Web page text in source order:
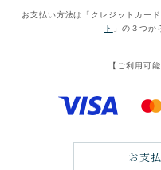
お支払い方法は「クレジットカー
ト 」の３つか
【ご利用可
お支